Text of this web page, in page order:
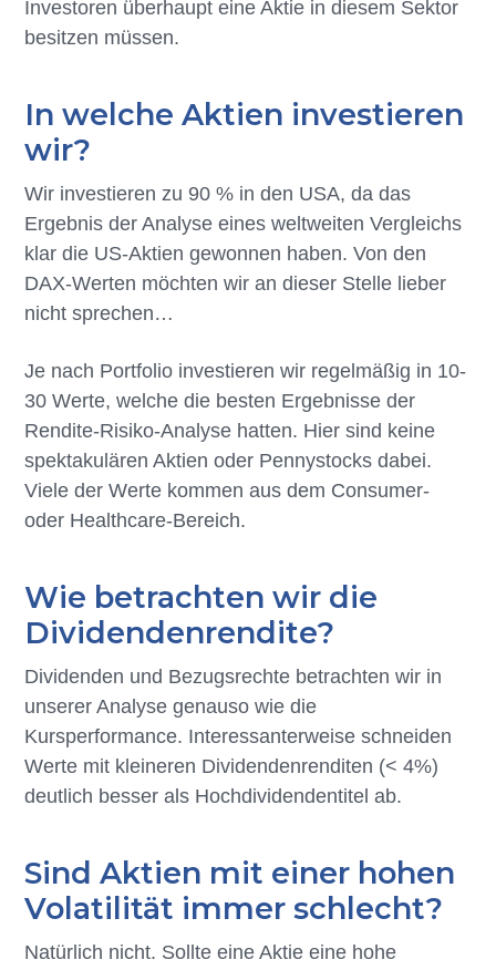
Investoren überhaupt eine Aktie in diesem Sektor
besitzen müssen.
In welche Aktien investieren
wir?
Wir investieren zu 90 % in den USA, da das
Ergebnis der Analyse eines weltweiten Vergleichs
klar die US-Aktien gewonnen haben. Von den
DAX-Werten möchten wir an dieser Stelle lieber
nicht sprechen…
Je nach Portfolio investieren wir regelmäßig in 10-
30 Werte, welche die besten Ergebnisse der
Rendite-Risiko-Analyse hatten. Hier sind keine
spektakulären Aktien oder Pennystocks dabei.
Viele der Werte kommen aus dem Consumer-
oder Healthcare-Bereich.
Wie betrachten wir die
Dividendenrendite?
Dividenden und Bezugsrechte betrachten wir in
unserer Analyse genauso wie die
Kursperformance. Interessanterweise schneiden
Werte mit kleineren Dividendenrenditen (< 4%)
deutlich besser als Hochdividendentitel ab.
Sind Aktien mit einer hohen
Volatilität immer schlecht?
Natürlich nicht. Sollte eine Aktie eine hohe